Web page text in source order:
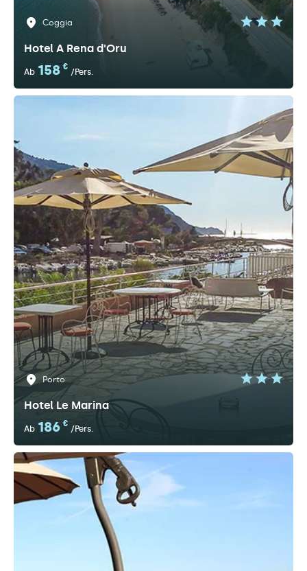
Coggia
Hotel A Rena d'Oru
Ab 158 €
/Pers.
Porto
Hotel Le Marina
Ab 186 €
/Pers.